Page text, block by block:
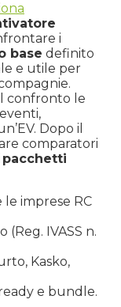
i
base definito
e utile per
confronto le
Dopo il
comparatori
pacchetti
imprese RC
(Reg. IVASS n.
Kasko,
e bundle.